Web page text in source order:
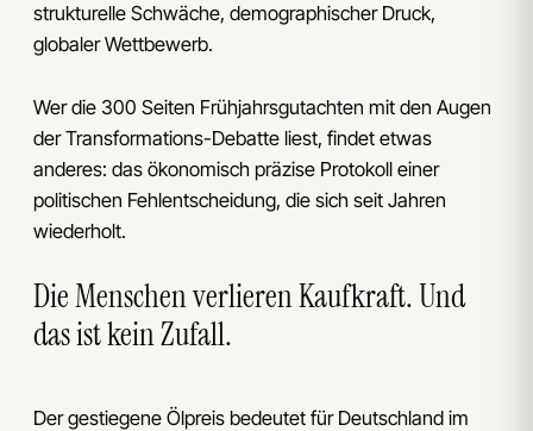
strukturelle Schwäche, demographischer Druck,
globaler Wettbewerb.
Wer die 300 Seiten Frühjahrsgutachten mit den Augen
der Transformations-Debatte liest, findet etwas
anderes: das ökonomisch präzise Protokoll einer
politischen Fehlentscheidung, die sich seit Jahren
wiederholt.
Die Menschen verlieren Kaufkraft. Und
das ist kein Zufall.
Der gestiegene Ölpreis bedeutet für Deutschland im